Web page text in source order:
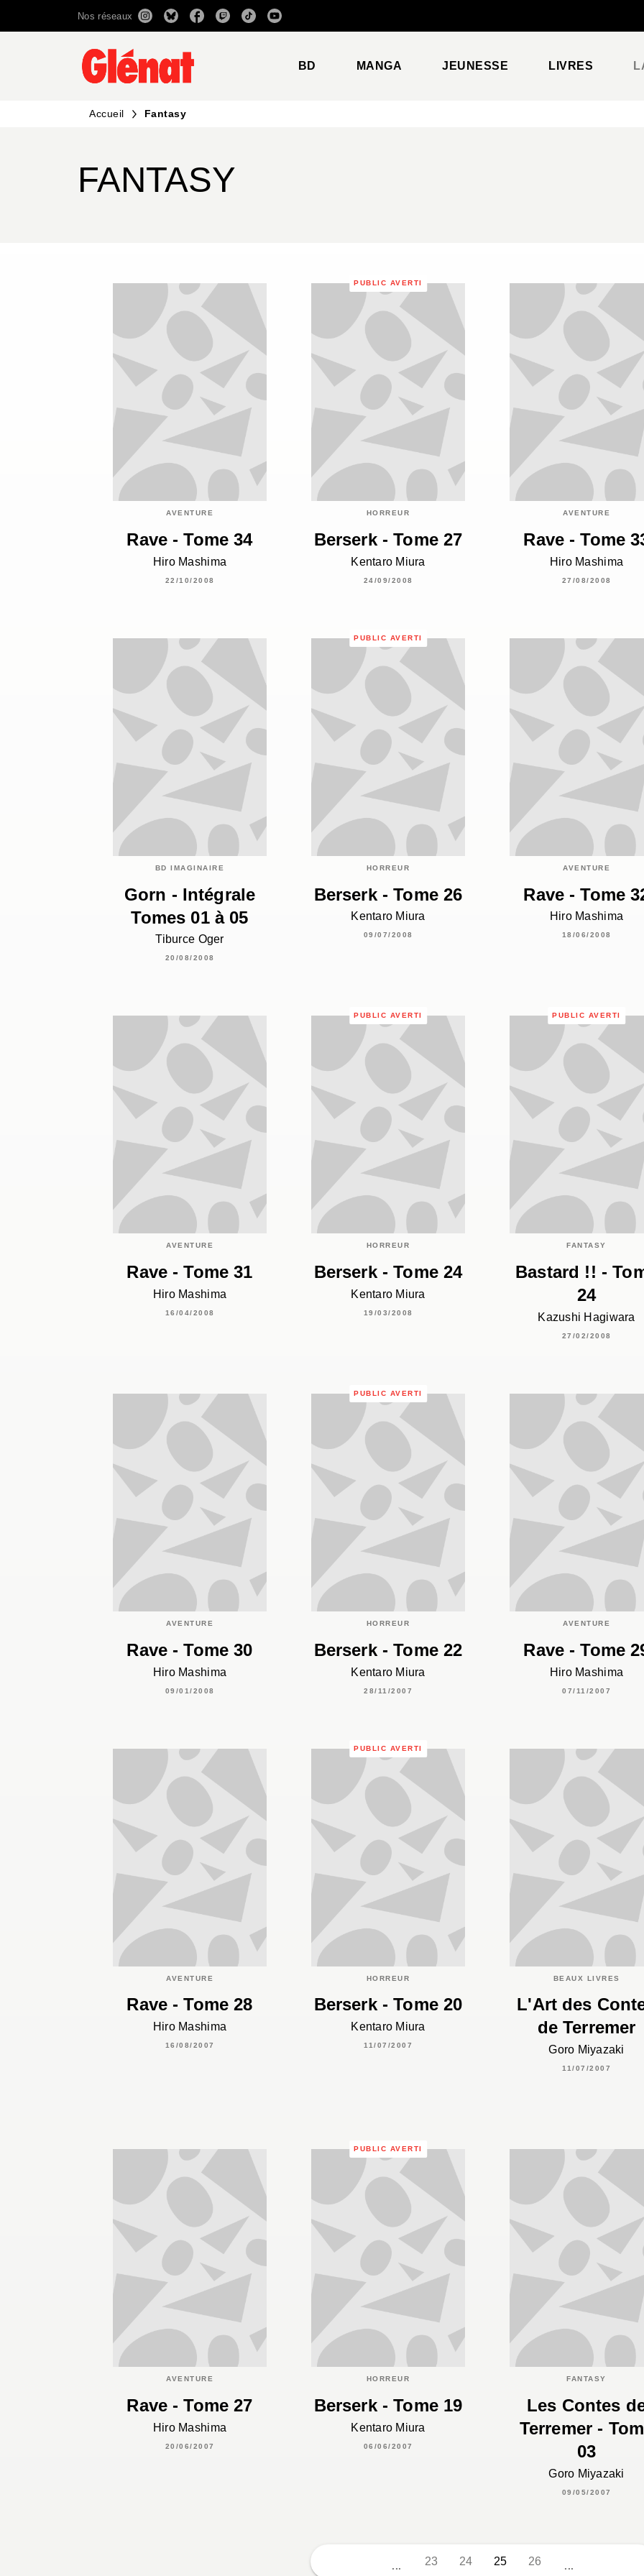
RECHERCHE CONTENU
Nos réseaux
BD MANGA JEUNESSE LIVRES
Accueil Fantasy
FANTASY
AVENTURE
Rave - Tome 34
Hiro Mashima
22/10/2008
PUBLIC AVERTI
HORREUR
Berserk - Tome 27
Kentaro Miura
24/09/2008
AVENTURE
Rave - Tome
Hiro Mashima
27/08/2008
BD IMAGINAIRE
Gorn - Intégrale
Tomes 01 à 05
Tiburce Oger
20/08/2008
PUBLIC AVERTI
HORREUR
Berserk - Tome 26
Kentaro Miura
09/07/2008
AVENTURE
Rave - Tome
Hiro Mashima
18/06/2008
AVENTURE
Rave - Tome 31
Hiro Mashima
16/04/2008
PUBLIC AVERTI
HORREUR
Berserk - Tome 24
Kentaro Miura
19/03/2008
PUBLIC AVERTI
FANTASY
Bastard !! -
24
Kazushi Hagiwara
27/02/2008
AVENTURE
Rave - Tome 30
Hiro Mashima
09/01/2008
PUBLIC AVERTI
HORREUR
Berserk - Tome 22
Kentaro Miura
28/11/2007
AVENTURE
Rave - Tome
Hiro Mashima
07/11/2007
AVENTURE
Rave - Tome 28
Hiro Mashima
16/08/2007
PUBLIC AVERTI
HORREUR
Berserk - Tome 20
Kentaro Miura
11/07/2007
BEAUX LIVRES
L'Art des
de Terremer
Goro Miyazaki
11/07/2007
AVENTURE
Rave - Tome 27
Hiro Mashima
20/06/2007
PUBLIC AVERTI
HORREUR
Berserk - Tome 19
Kentaro Miura
06/06/2007
FANTASY
Les Contes
Terremer -
03
Goro Miyazaki
09/05/2007
... 23 24 25 26 ...